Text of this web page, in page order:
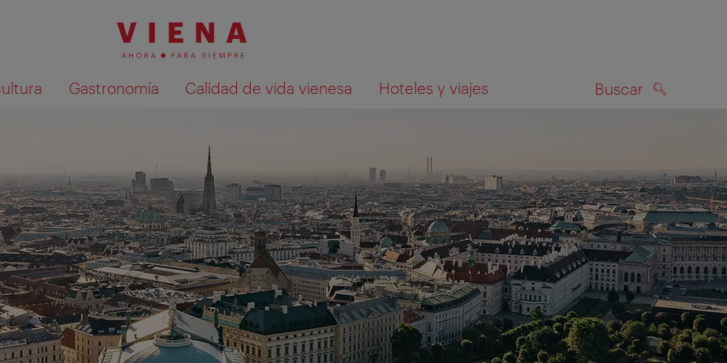
Gastronomía Calidad de vida vienesa Hoteles y viajes Buscar